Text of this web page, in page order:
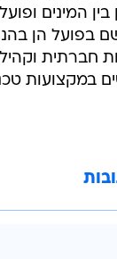
בין המינים
בפועל הן
חברתית
במקצועות